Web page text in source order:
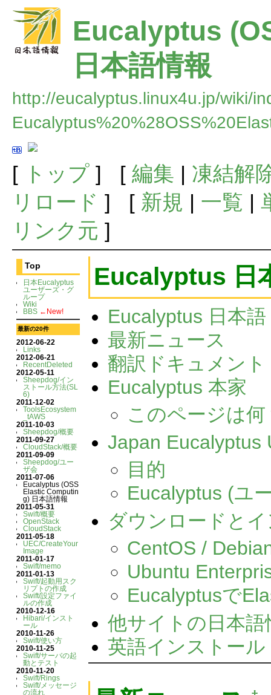
Eucalyptus
日本語情報
http://eucalyptus.linux4u.jp/wiki/
[ トップ] [ 編集 | 凍結解
リロード ] [ 新規 | 一覧 |
リンク元 ]
Top
日本Eucalyptus
ユーザーズ・グ
ループ
Wiki
BBS ←New!
最新の20件
2012-06-22
Links
2012-06-21
RecentDeleted
2012-05-11
Sheepdog/イン
ストール方法(SL
6)
2011-12-02
ToolsEcosystem
_tAWS
2011-10-03
Sheepdog/概要
2011-09-27
CloudStack/概要
2011-09-09
Sheepdog/ユー
ザ会
2011-07-06
Eucalyptus (OSS
Elastic Computin
g) 日本語情報
2011-05-31
Swift/概要
OpenStack
CloudStack
2011-05-18
UEC/CreateYour
Image
2011-01-17
Swift/memo
2011-01-13
Swift/起動用スク
リプトの作成
Swift/設定ファイ
ルの作成
2010-12-16
Hibari/インスト
ール
2010-11-26
Swift/使い方
2010-11-25
Swift/サーバの起
動とテスト
2010-11-20
Swift/Rings
Swift/メッセージ
の流れ
Eucalyptus 日
Eucalyptus 日本
最新ニュース
翻訳ドキュメント
Eucalyptus 本家
このページは何
Japan Eucalyptus
目的
Eucalyptus (ユ
ダウンロードと
CentOS /
Ubuntu
Eucalyptusで
他サイトの日本語
英語インストー